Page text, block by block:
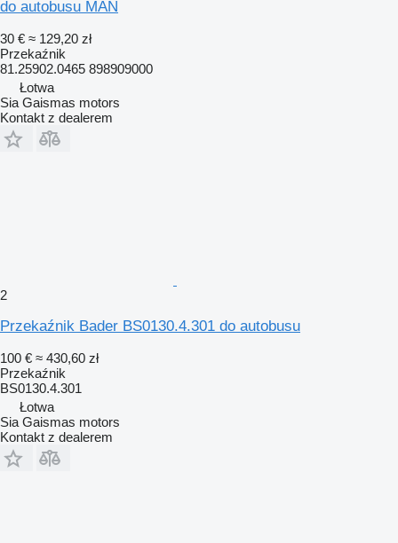
do autobusu MAN
30 € ≈ 129,20 zł
Przekaźnik
81.25902.0465 898909000
Łotwa
Sia Gaismas motors
Kontakt z dealerem
2
Przekaźnik Bader BS0130.4.301 do autobusu
100 € ≈ 430,60 zł
Przekaźnik
BS0130.4.301
Łotwa
Sia Gaismas motors
Kontakt z dealerem